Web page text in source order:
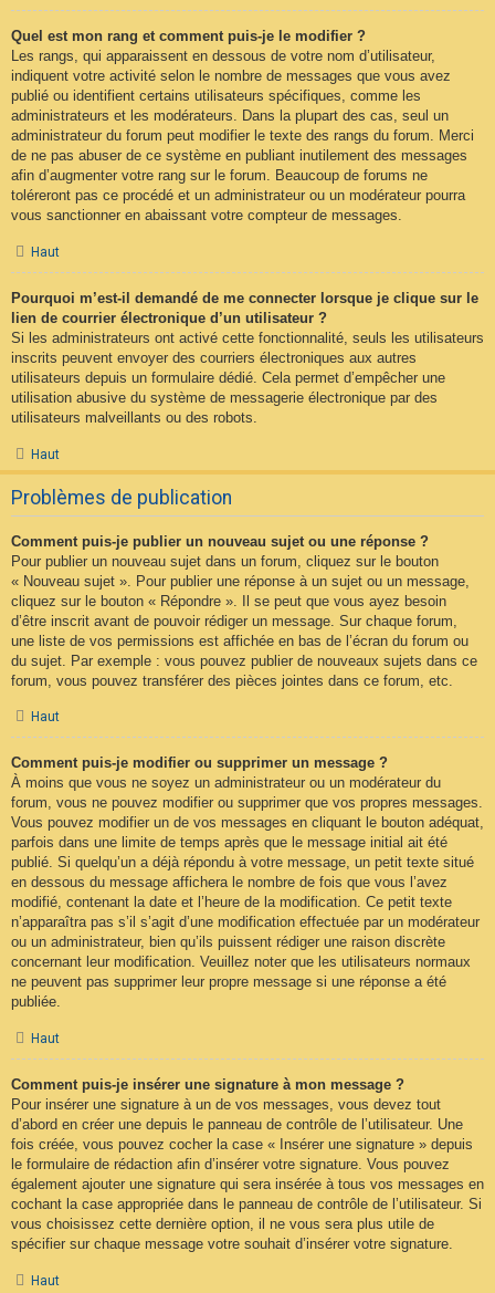
Quel est mon rang et comment puis-je le modifier ?
Les rangs, qui apparaissent en dessous de votre nom d’utilisateur,
indiquent votre activité selon le nombre de messages que vous avez
publié ou identifient certains utilisateurs spécifiques, comme les
administrateurs et les modérateurs. Dans la plupart des cas, seul un
administrateur du forum peut modifier le texte des rangs du forum. Merci
de ne pas abuser de ce système en publiant inutilement des messages
afin d’augmenter votre rang sur le forum. Beaucoup de forums ne
toléreront pas ce procédé et un administrateur ou un modérateur pourra
vous sanctionner en abaissant votre compteur de messages.
Haut
Pourquoi m’est-il demandé de me connecter lorsque je clique sur le
lien de courrier électronique d’un utilisateur ?
Si les administrateurs ont activé cette fonctionnalité, seuls les utilisateurs
inscrits peuvent envoyer des courriers électroniques aux autres
utilisateurs depuis un formulaire dédié. Cela permet d’empêcher une
utilisation abusive du système de messagerie électronique par des
utilisateurs malveillants ou des robots.
Haut
Problèmes de publication
Comment puis-je publier un nouveau sujet ou une réponse ?
Pour publier un nouveau sujet dans un forum, cliquez sur le bouton
« Nouveau sujet ». Pour publier une réponse à un sujet ou un message,
cliquez sur le bouton « Répondre ». Il se peut que vous ayez besoin
d’être inscrit avant de pouvoir rédiger un message. Sur chaque forum,
une liste de vos permissions est affichée en bas de l’écran du forum ou
du sujet. Par exemple : vous pouvez publier de nouveaux sujets dans ce
forum, vous pouvez transférer des pièces jointes dans ce forum, etc.
Haut
Comment puis-je modifier ou supprimer un message ?
À moins que vous ne soyez un administrateur ou un modérateur du
forum, vous ne pouvez modifier ou supprimer que vos propres messages.
Vous pouvez modifier un de vos messages en cliquant le bouton adéquat,
parfois dans une limite de temps après que le message initial ait été
publié. Si quelqu’un a déjà répondu à votre message, un petit texte situé
en dessous du message affichera le nombre de fois que vous l’avez
modifié, contenant la date et l’heure de la modification. Ce petit texte
n’apparaîtra pas s’il s’agit d’une modification effectuée par un modérateur
ou un administrateur, bien qu’ils puissent rédiger une raison discrète
concernant leur modification. Veuillez noter que les utilisateurs normaux
ne peuvent pas supprimer leur propre message si une réponse a été
publiée.
Haut
Comment puis-je insérer une signature à mon message ?
Pour insérer une signature à un de vos messages, vous devez tout
d’abord en créer une depuis le panneau de contrôle de l’utilisateur. Une
fois créée, vous pouvez cocher la case « Insérer une signature » depuis
le formulaire de rédaction afin d’insérer votre signature. Vous pouvez
également ajouter une signature qui sera insérée à tous vos messages en
cochant la case appropriée dans le panneau de contrôle de l’utilisateur. Si
vous choisissez cette dernière option, il ne vous sera plus utile de
spécifier sur chaque message votre souhait d’insérer votre signature.
Haut